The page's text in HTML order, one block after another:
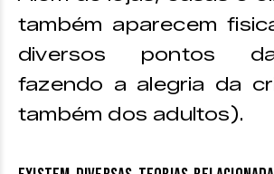
também aparecem
diversos pontos
fazendo a alegria da
também dos adultos).